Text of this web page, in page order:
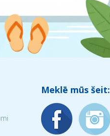
Meklē mūs šeit: